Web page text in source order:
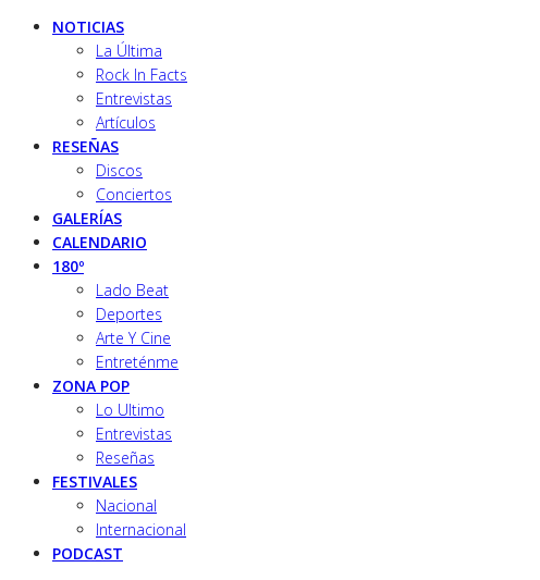
NOTICIAS
La Última
Rock In Facts
Entrevistas
Artículos
RESEÑAS
Discos
Conciertos
GALERÍAS
CALENDARIO
180º
Lado Beat
Deportes
Arte Y Cine
Entreténme
ZONA POP
Lo Ultimo
Entrevistas
Reseñas
FESTIVALES
Nacional
Internacional
PODCAST